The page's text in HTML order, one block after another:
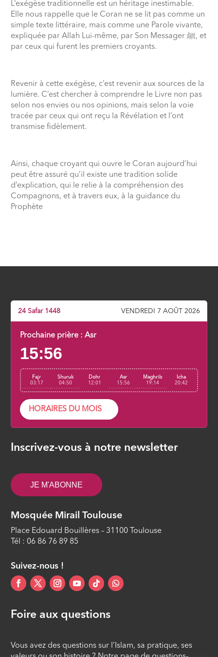
L’exégèse traditionnelle est un héritage inestimable.
Elle nous rappelle que le Coran ne se lit pas comme un
simple texte littéraire, mais comme une Parole vivante,
expliquée par Allah Lui-même, par Son Messager
ﷺ, et
par ceux qui furent les premiers croyants.
Revenir à cette exégèse, c’est revenir aux sources de la
lumière. C’est chercher à comprendre le Livre non pas
selon nos envies ou nos opinions, mais selon la voie
tracée par ceux qui ont reçu la Révélation et l’ont
transmise fidèlement.
Ainsi, chaque croyant qui ouvre le Coran aujourd’hui
peut être assuré qu’il existe une tradition solide
d’explication, qui le relie à la compréhension des
Compagnons, et à travers eux, à la guidance du
Prophète
24 Safar 1448 VENDREDI 7 AOÛT 2026
Prochaine prière :Asr
15:56
Fajr
03:17
Shuruk
04:50
Dohr
12:01
Asr
15:56
Maghrib
19:14
Icha
20:42
HORAIRES DU MOIS
Inscrivez-vous à notre newsletter
JE M'ABONNE
Mosquée Mirail Toulouse
Place Edouard Bouillères – 31100 Toulouse
Tél : 06 86 76 89 85
Suivez-nous !
Foire aux questions
Vous avez des questions sur l’Islam, sa pratique, ses